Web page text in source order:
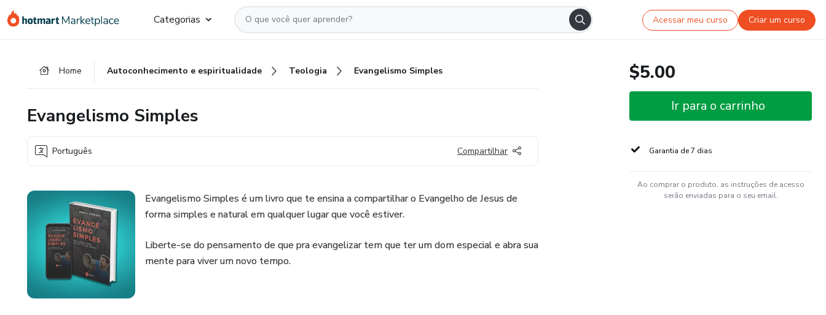
para
para
para
Categorias Acessar meu curso Criar um curso
Home Autoconhecimento e espiritualidade Teologia Evangelismo Simples
Evangelismo Simples
Português Compartilhar
Evangelismo Simples é um livro que te ensina a compartilhar o Evangelho de Jesus de
forma simples e natural em qualquer lugar que você estiver.
Liberte-se do pensamento de que pra evangelizar tem que ter um dom especial e abra sua
mente para viver um novo tempo.
$5.00
Ir para o carrinho
Garantia de 7 dias
Ao comprar o produto, as instruções de acesso
serão enviadas para o seu email.